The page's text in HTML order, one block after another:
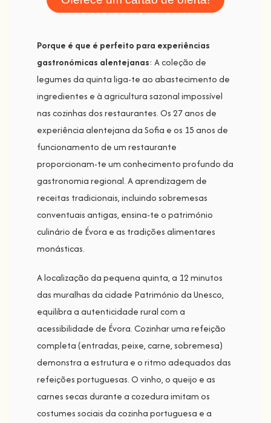
Porque é que é perfeito para experiências
gastronómicas alentejanas: A coleção de
legumes da quinta liga-te ao abastecimento de
ingredientes e à agricultura sazonal impossível
nas cozinhas dos restaurantes. Os 27 anos de
experiência alentejana da Sofia e os 15 anos de
funcionamento de um restaurante
proporcionam-te um conhecimento profundo da
gastronomia regional. A aprendizagem de
receitas tradicionais, incluindo sobremesas
conventuais antigas, ensina-te o património
culinário de Évora e as tradições alimentares
monásticas.
A localização da pequena quinta, a 12 minutos
das muralhas da cidade Património da Unesco,
equilibra a autenticidade rural com a
acessibilidade de Évora. Cozinhar uma refeição
completa (entradas, peixe, carne, sobremesa)
demonstra a estrutura e o ritmo adequados das
refeições portuguesas. O vinho, o queijo e as
carnes secas durante a cozedura imitam os
costumes sociais da cozinha portuguesa e a